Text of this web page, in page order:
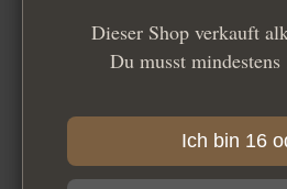
Dieser Shop verkauft
Du musst mindestens
Ich bin 16